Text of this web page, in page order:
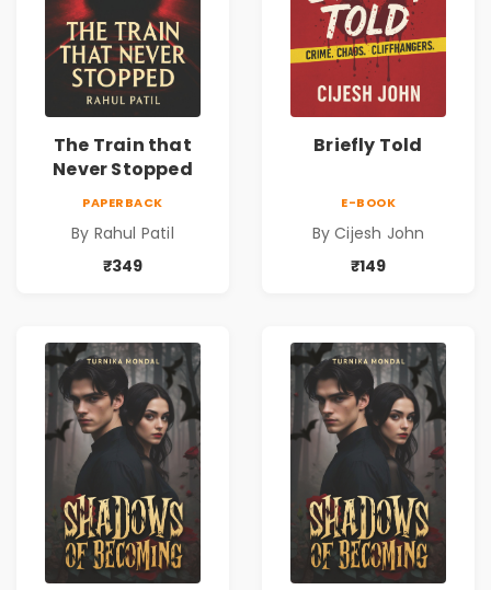
The Train that
Never Stopped
PAPERBACK
By Rahul Patil
₹349
Briefly Told
E-BOOK
By Cijesh John
₹149